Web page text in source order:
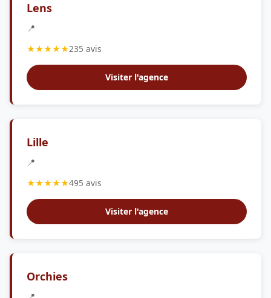
Lens
📍
★★★★★235 avis
Visiter l'agence
Lille
📍
★★★★★495 avis
Visiter l'agence
Orchies